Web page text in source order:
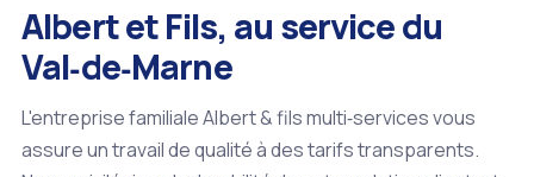
Albert et Fils, au service du
Val‑de‑Marne
L'entreprise familiale Albert & fils multi‑services vous
assure un travail de qualité à des tarifs transparents.